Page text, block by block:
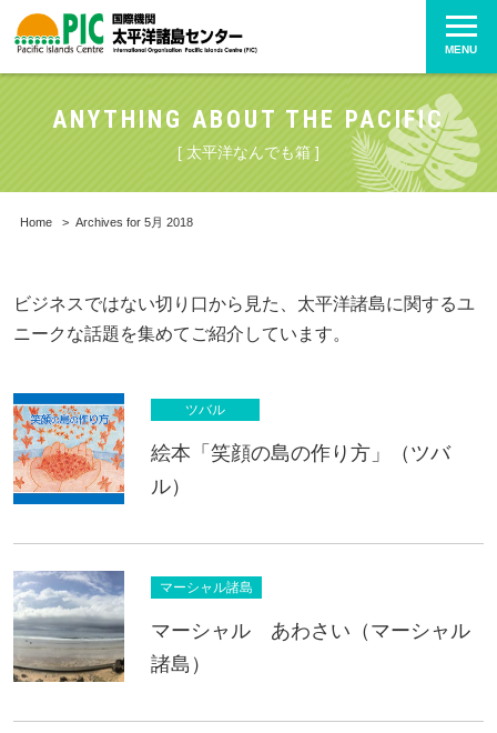
MENU
ANYTHING ABOUT THE PACIFIC
[ 太平洋なんでも箱 ]
Home > Archives for 5月 2018
ビジネスではない切り口から見た、太平洋諸島に関するユ
ニークな話題を集めてご紹介しています。
ツバル
絵本「笑顔の島の作り方」（ツバ
ル）
マーシャル諸島
マーシャル あわさい（マーシャル
諸島）